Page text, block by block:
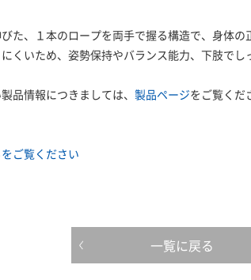
た、１本のロープを両手で握る構造で、身体
くいため、姿勢保持やバランス能力、下肢でし
品情報につきましては、 製品ページをご覧くだ
ご覧ください
一覧に戻る